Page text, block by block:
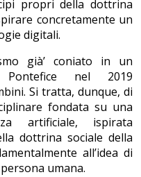
propri della dottrina
concretamente un
digitali.
già’ coniato in un
nel 2019
Si tratta, dunque, di
fondata su una
artificiale, ispirata
dottrina sociale della
all’idea di
umana.